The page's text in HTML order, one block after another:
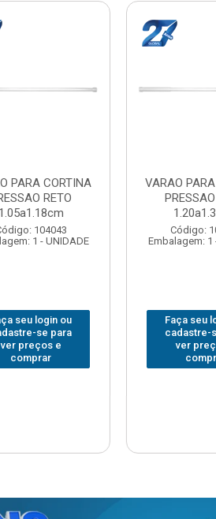
PARA CORTINA
RETO
1.35a1.48cm
Código: 104060
1 - UNIDADE
seu login ou
se para
ver preços e
comprar
VARAO
Código:
Embalagem:
Faça seu
ver